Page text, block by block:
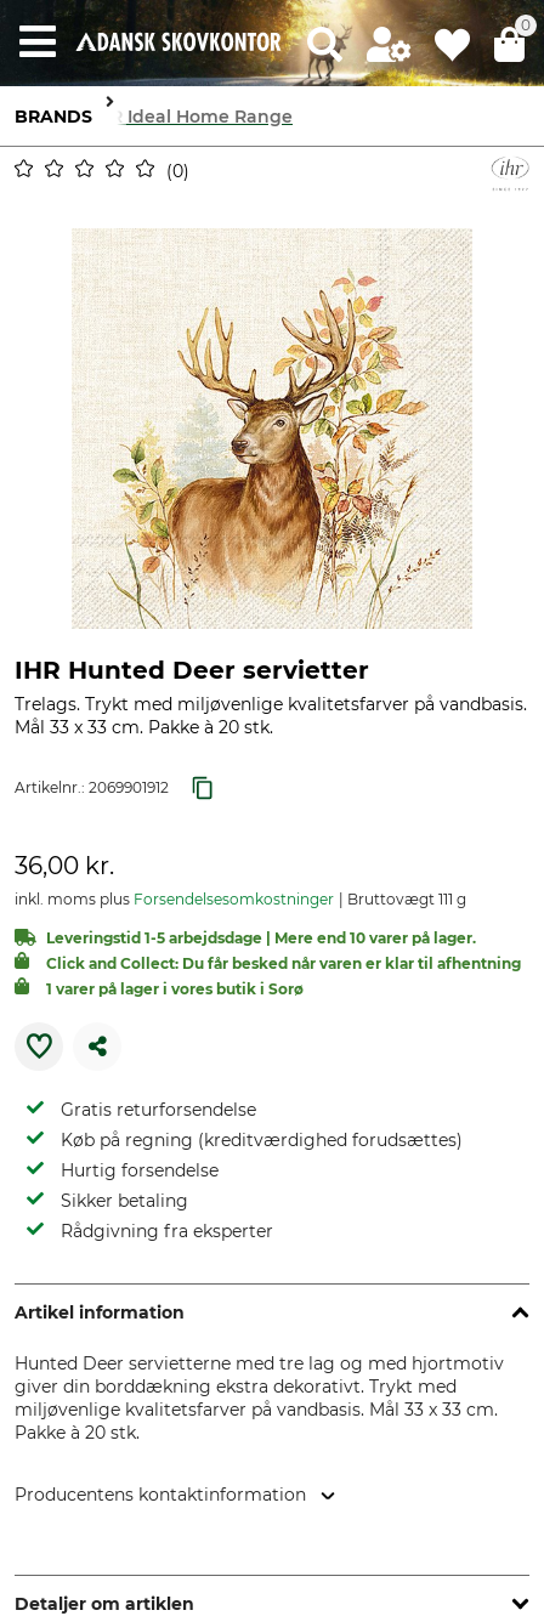
0
BRANDS IHR Ideal Home Range
0
IHR Hunted Deer servietter
Trelags. Trykt med miljøvenlige kvalitetsfarver på vandbasis.
Mål 33 x 33 cm. Pakke à 20 stk.
Artikelnr.: 2069901912
36,00 kr.
inkl. moms plus Forsendelsesomkostninger Bruttovægt 111 g
Leveringstid 1-5 arbejdsdage | Mere end 10 varer på lager.
Click and Collect: Du får besked når varen er klar til afhentning
1 varer på lager i vores butik i Sorø
Gratis returforsendelse
Køb på regning (kreditværdighed forudsættes)
Hurtig forsendelse
Sikker betaling
Rådgivning fra eksperter
Artikel information
Hunted Deer servietterne med tre lag og med hjortmotiv
giver din borddækning ekstra dekorativt. Trykt med
miljøvenlige kvalitetsfarver på vandbasis. Mål 33 x 33 cm.
Pakke à 20 stk.
Producentens kontaktinformation
Germany, www.ihr.eu
Detaljer om artiklen